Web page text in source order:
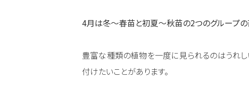
4月は冬～春苗と初夏～秋苗の2つのグループ
豊富な種類の植物を一度に見られるのはうれ
付けたいことがあります。